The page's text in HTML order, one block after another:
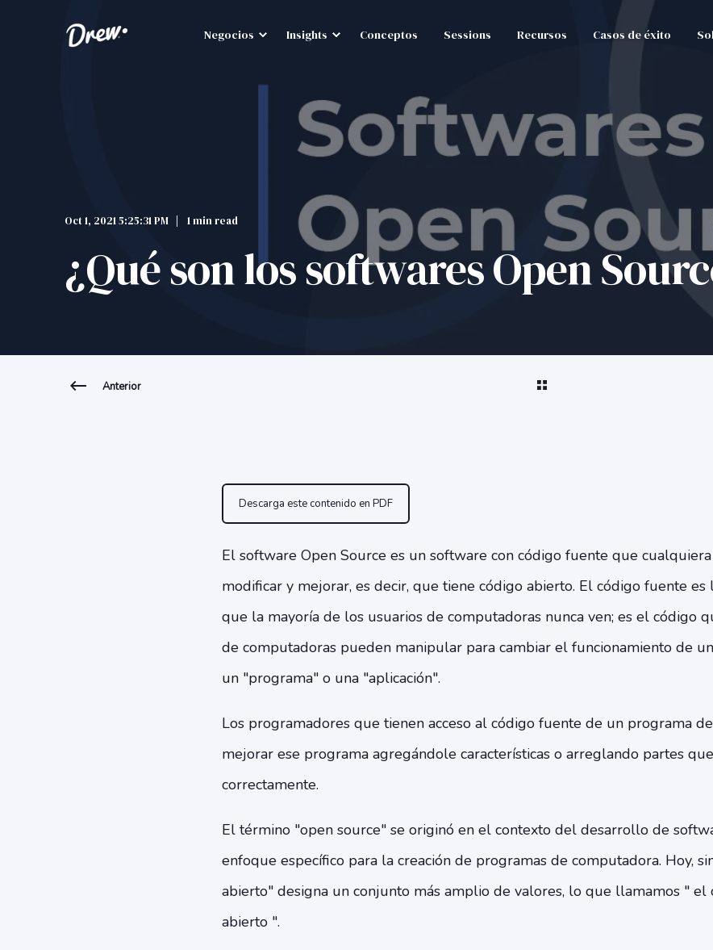
Negocios Insights Conceptos Sessions Recursos Casos de éxito
Oct 1, 2021 5:25:31 PM 1 min read
¿Qué son los softwares Open
Anterior
Descarga este contenido en PDF
El software Open Source es un software con código fuente que
modificar y mejorar, es decir, que tiene código abierto. El código fuente
que la mayoría de los usuarios de computadoras nunca ven; es el código
de computadoras pueden manipular para cambiar el funcionamiento de
un "programa" o una "aplicación".
Los programadores que tienen acceso al código fuente de un programa
mejorar ese programa agregándole características o arreglando partes
correctamente.
El término "open source" se originó en el contexto del desarrollo de
enfoque específico para la creación de programas de computadora. Hoy,
abierto" designa un conjunto más amplio de valores, lo que llamamos " el
abierto ".